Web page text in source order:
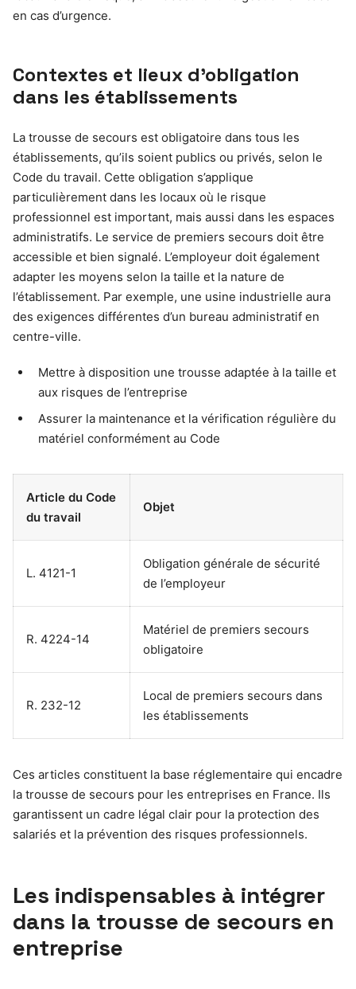
en cas d’urgence.
Contextes et lieux d’obligation
dans les établissements
La trousse de secours est obligatoire dans tous les
établissements, qu’ils soient publics ou privés, selon le
Code du travail. Cette obligation s’applique
particulièrement dans les locaux où le risque
professionnel est important, mais aussi dans les espaces
administratifs. Le service de premiers secours doit être
accessible et bien signalé. L’employeur doit également
adapter les moyens selon la taille et la nature de
l’établissement. Par exemple, une usine industrielle aura
des exigences différentes d’un bureau administratif en
centre-ville.
Mettre à disposition une trousse adaptée à la taille et
aux risques de l’entreprise
Assurer la maintenance et la vérification régulière du
matériel conformément au Code
Article du Code
du travail
Objet
L. 4121-1
Obligation générale de sécurité
de l’employeur
R. 4224-14
Matériel de premiers secours
obligatoire
R. 232-12
Local de premiers secours dans
les établissements
Ces articles constituent la base réglementaire qui encadre
la trousse de secours pour les entreprises en France. Ils
garantissent un cadre légal clair pour la protection des
salariés et la prévention des risques professionnels.
Les indispensables à intégrer
dans la trousse de secours en
entreprise